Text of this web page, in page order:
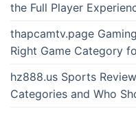
the Full Player
thapcamtv.page
Right Game Category
hz888.us Sports
Categories and Who